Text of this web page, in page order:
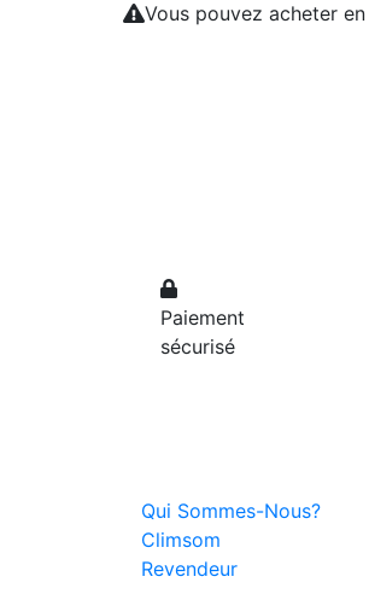
Vous pouvez acheter
Paiement
sécurisé
Qui Sommes-Nous?
Climsom
Revendeur